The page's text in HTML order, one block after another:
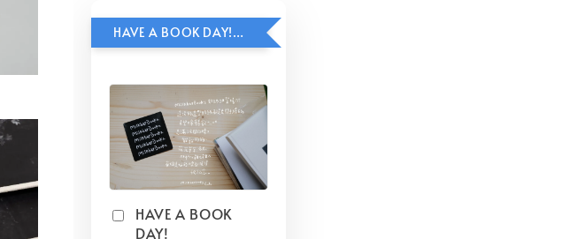
HAVE A BOOK DAY!貼紙包加價購
HAVE A BOOK
DAY!